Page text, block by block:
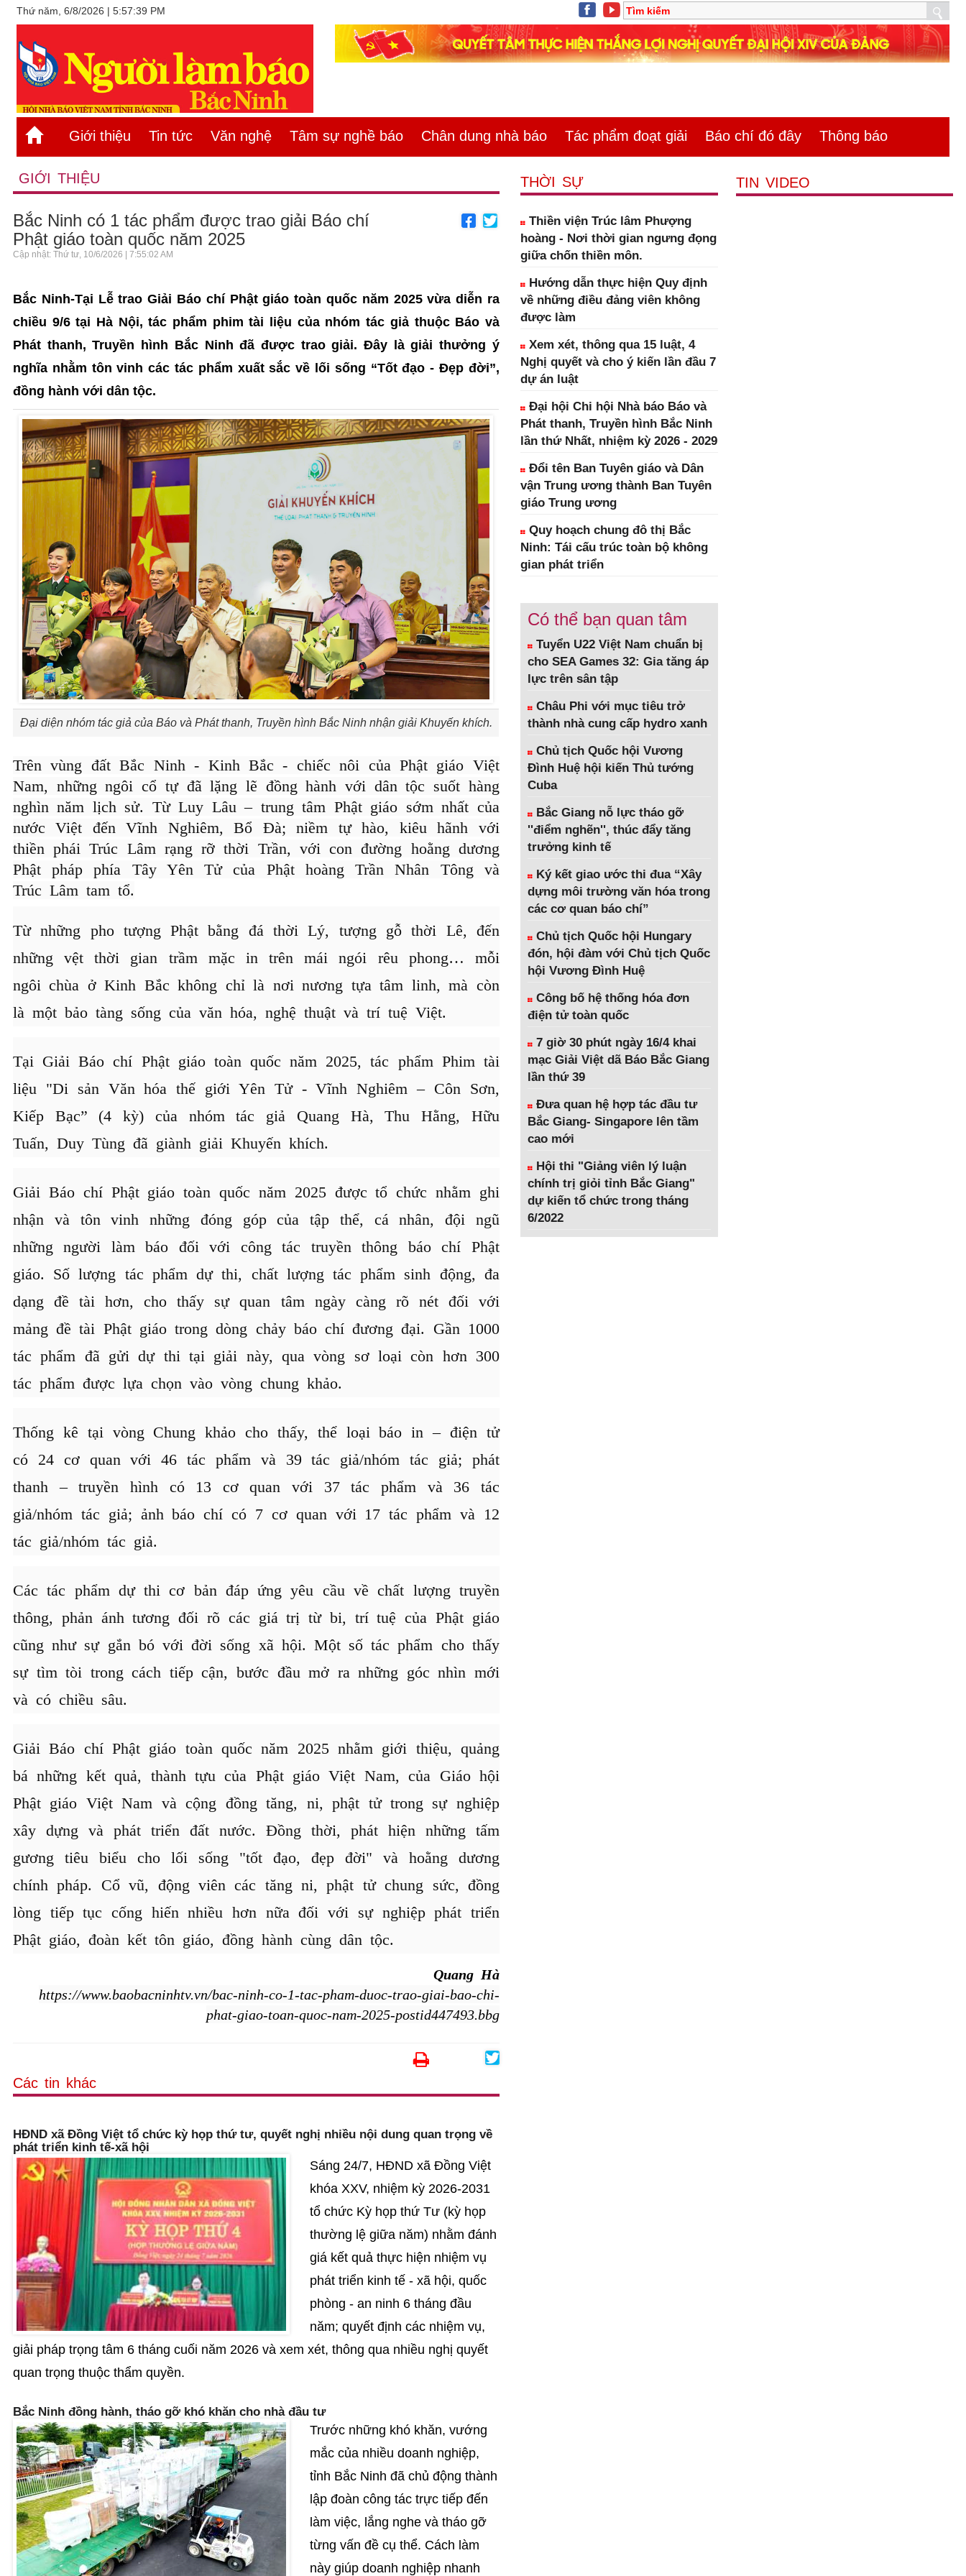
Thứ năm, 6/8/2026 | 5:57:39 PM
Giới thiệu Tin tức Văn nghệ Tâm sự nghề báo Chân dung nhà báo Tác phẩm đoạt giải Báo chí đó đây Thông báo
GIỚI THIỆU
Bắc Ninh có 1 tác phẩm được trao giải Báo chí
Phật giáo toàn quốc năm 2025
Cập nhật: Thứ tư, 10/6/2026 | 7:55:02 AM
Bắc Ninh-Tại Lễ trao Giải Báo chí Phật giáo toàn quốc năm 2025 vừa diễn ra
chiều 9/6 tại Hà Nội, tác phẩm phim tài liệu của nhóm tác giả thuộc Báo và
Phát thanh, Truyền hình Bắc Ninh đã được trao giải. Đây là giải thưởng ý
nghĩa nhằm tôn vinh các tác phẩm xuất sắc về lối sống “Tốt đạo - Đẹp đời”,
đồng hành với dân tộc.
Đại diện nhóm tác giả của Báo và Phát thanh, Truyền hình Bắc Ninh nhận giải Khuyến khích.
Trên vùng đất Bắc Ninh - Kinh Bắc - chiếc nôi của Phật giáo Việt
Nam, những ngôi cổ tự đã lặng lẽ đồng hành với dân tộc suốt hàng
nghìn năm lịch sử. Từ Luy Lâu – trung tâm Phật giáo sớm nhất của
nước Việt đến Vĩnh Nghiêm, Bổ Đà; niềm tự hào, kiêu hãnh với
thiền phái Trúc Lâm rạng rỡ thời Trần, với con đường hoằng dương
Phật pháp phía Tây Yên Tử của Phật hoàng Trần Nhân Tông và
Trúc Lâm tam tổ.
Từ những pho tượng Phật bằng đá thời Lý, tượng gỗ thời Lê, đến
những vệt thời gian trầm mặc in trên mái ngói rêu phong… mỗi
ngôi chùa ở Kinh Bắc không chỉ là nơi nương tựa tâm linh, mà còn
là một bảo tàng sống của văn hóa, nghệ thuật và trí tuệ Việt.
Tại Giải Báo chí Phật giáo toàn quốc năm 2025, tác phẩm Phim tài
liệu "Di sản Văn hóa thế giới Yên Tử - Vĩnh Nghiêm – Côn Sơn,
Kiếp Bạc” (4 kỳ) của nhóm tác giả Quang Hà, Thu Hằng, Hữu
Tuấn, Duy Tùng đã giành giải Khuyến khích.
Giải Báo chí Phật giáo toàn quốc năm 2025 được tổ chức nhằm ghi
nhận và tôn vinh những đóng góp của tập thể, cá nhân, đội ngũ
những người làm báo đối với công tác truyền thông báo chí Phật
giáo. Số lượng tác phẩm dự thi, chất lượng tác phẩm sinh động, đa
dạng đề tài hơn, cho thấy sự quan tâm ngày càng rõ nét đối với
mảng đề tài Phật giáo trong dòng chảy báo chí đương đại. Gần 1000
tác phẩm đã gửi dự thi tại giải này, qua vòng sơ loại còn hơn 300
tác phẩm được lựa chọn vào vòng chung khảo.
Thống kê tại vòng Chung khảo cho thấy, thể loại báo in – điện tử
có 24 cơ quan với 46 tác phẩm và 39 tác giả/nhóm tác giả; phát
thanh – truyền hình có 13 cơ quan với 37 tác phẩm và 36 tác
giả/nhóm tác giả; ảnh báo chí có 7 cơ quan với 17 tác phẩm và 12
tác giả/nhóm tác giả.
Các tác phẩm dự thi cơ bản đáp ứng yêu cầu về chất lượng truyền
thông, phản ánh tương đối rõ các giá trị từ bi, trí tuệ của Phật giáo
cũng như sự gắn bó với đời sống xã hội. Một số tác phẩm cho thấy
sự tìm tòi trong cách tiếp cận, bước đầu mở ra những góc nhìn mới
và có chiều sâu.
Giải Báo chí Phật giáo toàn quốc năm 2025 nhằm giới thiệu, quảng
bá những kết quả, thành tựu của Phật giáo Việt Nam, của Giáo hội
Phật giáo Việt Nam và cộng đồng tăng, ni, phật tử trong sự nghiệp
xây dựng và phát triển đất nước. Đồng thời, phát hiện những tấm
gương tiêu biểu cho lối sống "tốt đạo, đẹp đời" và hoằng dương
chính pháp. Cổ vũ, động viên các tăng ni, phật tử chung sức, đồng
lòng tiếp tục cống hiến nhiều hơn nữa đối với sự nghiệp phát triển
Phật giáo, đoàn kết tôn giáo, đồng hành cùng dân tộc.
Quang Hà
https://www.baobacninhtv.vn/bac-ninh-co-1-tac-pham-duoc-trao-giai-bao-chi-
phat-giao-toan-quoc-nam-2025-postid447493.bbg
Các tin khác
HĐND xã Đồng Việt tổ chức kỳ họp thứ tư, quyết nghị nhiều nội dung quan trọng về
phát triển kinh tế-xã hội
Sáng 24/7, HĐND xã Đồng Việt
khóa XXV, nhiệm kỳ 2026-2031
tổ chức Kỳ họp thứ Tư (kỳ họp
thường lệ giữa năm) nhằm đánh
giá kết quả thực hiện nhiệm vụ
phát triển kinh tế - xã hội, quốc
phòng - an ninh 6 tháng đầu
năm; quyết định các nhiệm vụ,
giải pháp trọng tâm 6 tháng cuối năm 2026 và xem xét, thông qua nhiều nghị quyết
quan trọng thuộc thẩm quyền.
Bắc Ninh đồng hành, tháo gỡ khó khăn cho nhà đầu tư
Trước những khó khăn, vướng
mắc của nhiều doanh nghiệp,
tỉnh Bắc Ninh đã chủ động thành
lập đoàn công tác trực tiếp đến
làm việc, lắng nghe và tháo gỡ
từng vấn đề cụ thể. Cách làm
này giúp doanh nghiệp nhanh
THỜI SỰ
Thiền viện Trúc lâm Phượng
hoàng - Nơi thời gian ngưng đọng
giữa chốn thiền môn.
Hướng dẫn thực hiện Quy định
về những điều đảng viên không
được làm
Xem xét, thông qua 15 luật, 4
Nghị quyết và cho ý kiến lần đầu 7
dự án luật
Đại hội Chi hội Nhà báo Báo và
Phát thanh, Truyền hình Bắc Ninh
lần thứ Nhất, nhiệm kỳ 2026 - 2029
Đổi tên Ban Tuyên giáo và Dân
vận Trung ương thành Ban Tuyên
giáo Trung ương
Quy hoạch chung đô thị Bắc
Ninh: Tái cấu trúc toàn bộ không
gian phát triển
Có thể bạn quan tâm
Tuyển U22 Việt Nam chuẩn bị
cho SEA Games 32: Gia tăng áp
lực trên sân tập
Châu Phi với mục tiêu trở
thành nhà cung cấp hydro xanh
Chủ tịch Quốc hội Vương
Đình Huệ hội kiến Thủ tướng
Cuba
Bắc Giang nỗ lực tháo gỡ
''điểm nghẽn'', thúc đẩy tăng
trưởng kinh tế
Ký kết giao ước thi đua “Xây
dựng môi trường văn hóa trong
các cơ quan báo chí”
Chủ tịch Quốc hội Hungary
đón, hội đàm với Chủ tịch Quốc
hội Vương Đình Huệ
Công bố hệ thống hóa đơn
điện tử toàn quốc
7 giờ 30 phút ngày 16/4 khai
mạc Giải Việt dã Báo Bắc Giang
lần thứ 39
Đưa quan hệ hợp tác đầu tư
Bắc Giang- Singapore lên tầm
cao mới
Hội thi "Giảng viên lý luận
chính trị giỏi tỉnh Bắc Giang"
dự kiến tổ chức trong tháng
6/2022
TIN VIDEO